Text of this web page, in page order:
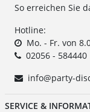
So erreichen Sie
Hotline:
Mo. - Fr. von
02056 - 584440
info@party-
SERVICE &